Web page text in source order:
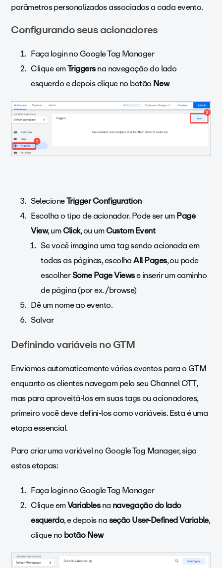
parâmetros personalizados associados a cada evento.
Configurando seus acionadores
Faça login no Google Tag Manager
Clique emTriggersna navegação do lado
esquerdo e depois clique no botãoNew
SelecioneTrigger Configuration
Escolha o tipo de acionador. Pode ser umPage
View, umClick, ou umCustom Event
Se você imagina uma tag sendo acionada em
todas as páginas, escolhaAll Pages, ou pode
escolherSome Page Viewse inserir um caminho
de página (por ex. /browse)
Dê um nome ao evento.
Salvar
Definindo variáveis no GTM
Enviamos automaticamente vários eventos para o GTM
enquanto os clientes navegam pelo seu Channel OTT,
mas para aproveitá-los em suas tags ou acionadores,
primeiro você deve defini-los como variáveis. Esta é uma
etapa essencial.
Para criar uma variável no Google Tag Manager, siga
estas etapas:
Faça login no Google Tag Manager
Clique emVariablesnanavegação do lado
esquerdo, e depois naseção User-Defined Variable,
clique nobotão New